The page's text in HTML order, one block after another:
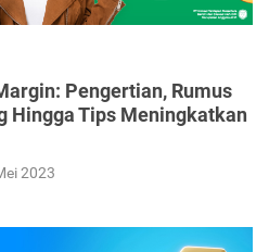
Pengertian, Rumus
Hingga Tips Meningkatkan
2023